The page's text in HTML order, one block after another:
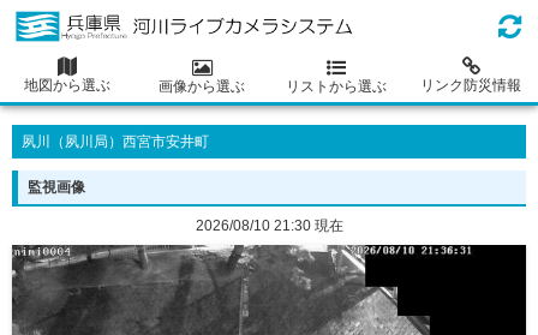
地図から選ぶ 画像から選ぶ リストから選ぶ リンク防災情報
夙川（夙川局）西宮市安井町
監視画像
2026/08/10 21:30 現在